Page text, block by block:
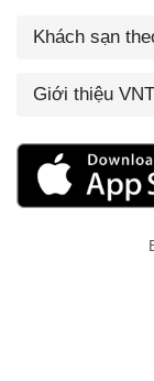
Khách sạn
Giới thiệu